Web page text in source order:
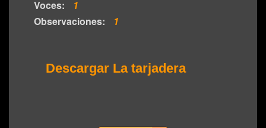
Voces:
1
Observaciones:
1
Descargar La tarjadera